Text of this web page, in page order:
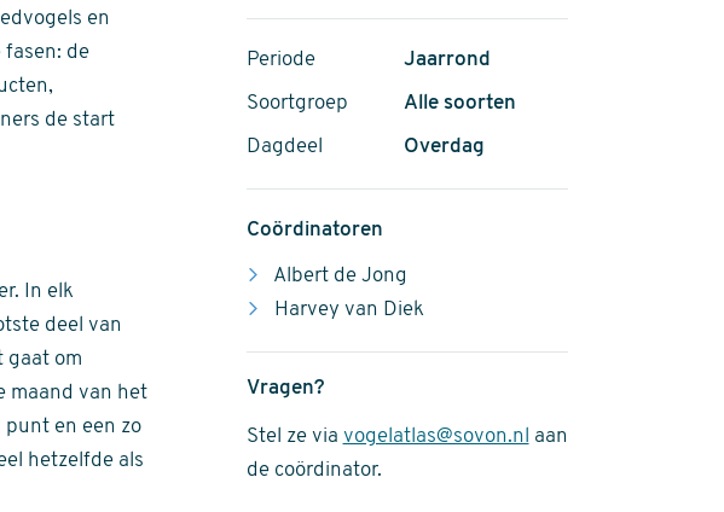
en
de
de start
In elk
deel van
gaat om
maand van het
en een zo
hetzelfde als
Periode Jaarrond
Soortgroep Alle soorten
Dagdeel Overdag
Coördinatoren
Albert de Jong
Harvey van Diek
Vragen?
Stel ze via vogelatlas@sovon.nl
aan
de coördinator.